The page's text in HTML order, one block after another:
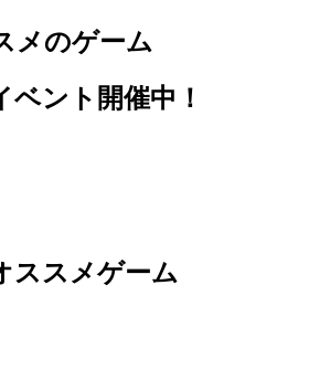
メのゲーム
ベント開催中！
ススメゲーム